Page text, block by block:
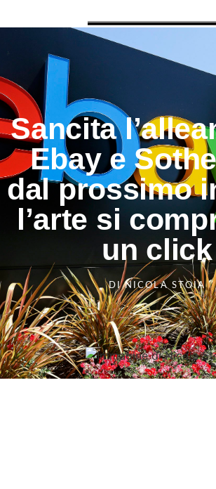
Sancita
Ebay e
dal prossimo
l’arte si
un click
DINICOLA STOIA